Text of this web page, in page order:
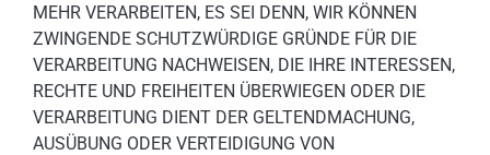
MEHR VERARBEITEN, ES SEI DENN, WIR KÖNNEN
ZWINGENDE SCHUTZWÜRDIGE GRÜNDE FÜR DIE
VERARBEITUNG NACHWEISEN, DIE IHRE INTERESSEN,
RECHTE UND FREIHEITEN ÜBERWIEGEN ODER DIE
VERARBEITUNG DIENT DER GELTENDMACHUNG,
AUSÜBUNG ODER VERTEIDIGUNG VON